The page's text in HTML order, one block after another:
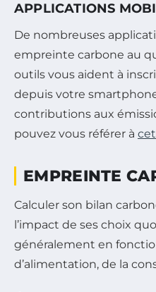
APPLICATIONS
De nombreuses
empreinte carbone au
outils vous aident à
depuis votre
contributions aux
pouvez vous référer à
EMPREINTE
Calculer son bilan
l’impact de ses choix
généralement en
d’alimentation, de la